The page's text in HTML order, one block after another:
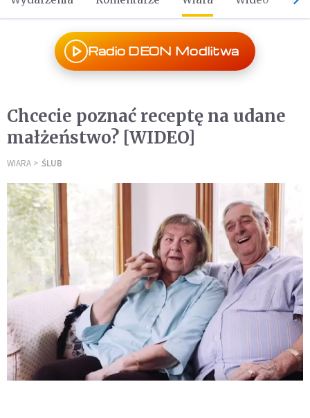
Radio DEON Modlitwa
Chcecie poznać receptę na udane
małżeństwo? [WIDEO]
WIARA ŚLUB